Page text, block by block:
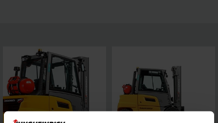
rendement constant élevé, d’une grande facilité d’entretien
et d’un confort de conduite important. Un écran 4 pouces
avec cinq programmes de conduite au choix et des systèmes
d'assistance permettent de s'adapter aux exigences de tous
types d'applications, tandis que le toit panoramique assure
une excellente visibilité. Ceci permet de garantir un travail